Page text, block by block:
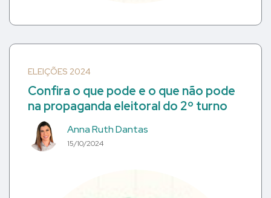
ELEIÇÕES 2024
Confira o que pode e o que não pode
na propaganda eleitoral do 2º turno
Anna Ruth Dantas
15/10/2024